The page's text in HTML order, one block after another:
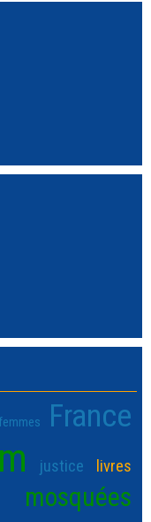
femmes France
justice livres
mosquées